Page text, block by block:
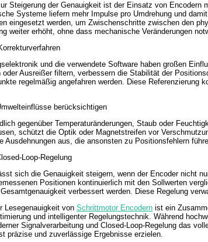
Steigerung der Genauigkeit ist der Einsatz von Encodern
Systeme liefern mehr Impulse pro Umdrehung und
eingesetzt werden, um Zwischenschritte zwischen den
weiter erhöht, ohne dass mechanische Veränderungen
und die verwendete Software haben großen
Ausreißer filtern, verbessern die Stabilität der
regelmäßig angefahren werden. Diese
berücksichtigen
gegenüber Temperaturänderungen, Staub oder
schützt die Optik oder Magnetstreifen vor
Ausdehnungen aus, die ansonsten zu Positionsfehlern
Loop-Regelung
sich die Genauigkeit steigern, wenn der Encoder nicht
Positionen kontinuierlich mit den Sollwerten
verbessert werden. Diese Regelung
Lesegenauigkeit von Schrittmotor Encodern ist ein
und intelligenter Regelungstechnik. Während
Signalverarbeitung und Closed-Loop-Regelung das
präzise und zuverlässige Ergebnisse erzielen.